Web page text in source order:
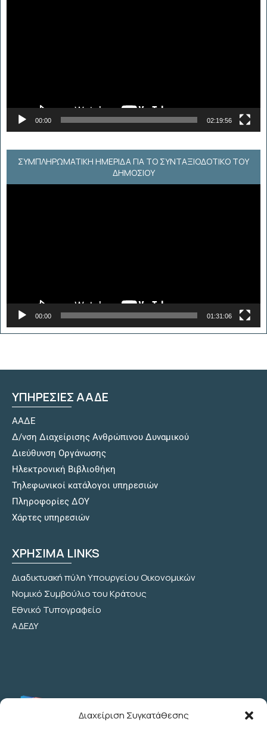
Διαχείριση Συγκατάθεσης
00:00 02:19:56
ΣΥΜΠΛΗΡΩΜΑΤΙΚΗ ΗΜΕΡΙΔΑ ΓΙΑ ΤΟ ΣΥΝΤΑΞΙΟΔΟΤΙΚΟ ΤΟΥ
ΔΗΜΟΣΙΟΥ
00:00 01:31:06
ΥΠΗΡΕΣΙΕΣ ΑΑΔΕ
ΑΑΔΕ
Δ/νση Διαχείρισης Ανθρώπινου Δυναμικού
Διεύθυνση Οργάνωσης
Hλεκτρονική Βιβλιοθήκη
Τηλεφωνικοί κατάλογοι υπηρεσιών
Πληροφορίες ΔΟΥ
Χάρτες υπηρεσιών
ΧΡΗΣΙΜΑ LINKS
Διαδικτυακή πύλη Υπουργείου Οικονομικών
Νομικό Συμβούλιο του Κράτους
Εθνικό Τυπογραφείο
ΑΔΕΔΥ